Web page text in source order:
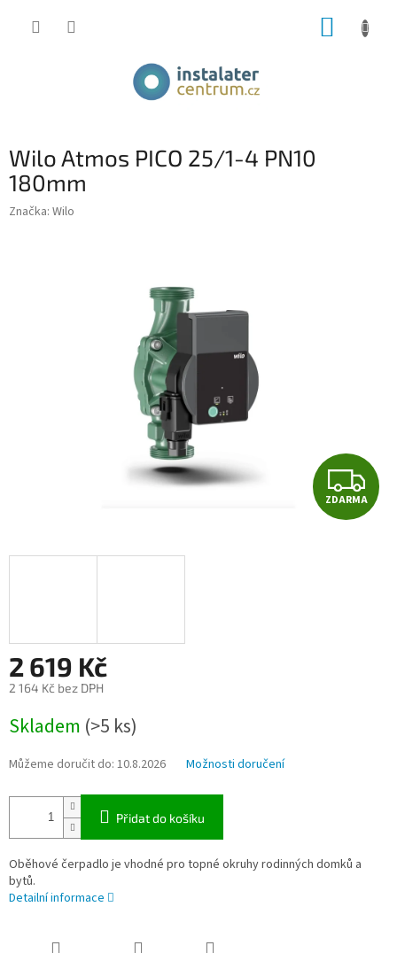
Wilo Atmos PICO 25/1-4 PN10
180mm
Značka: Wilo
Z
D
ZDARMA
2 619 Kč
2 164 Kč bez DPH
cena:
Skladem (>5 ks)
Můžeme doručit do: 10.8.2026 Možnosti doručení
Přidat do košíku
Oběhové čerpadlo je vhodné pro topné okruhy rodinných domků a
bytů.
Detailní informace